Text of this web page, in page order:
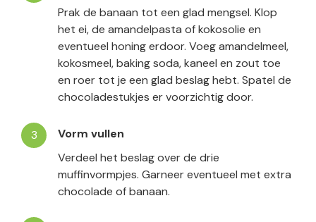
Prak de banaan tot een glad mengsel. Klop
het ei, de amandelpasta of kokosolie en
eventueel honing erdoor. Voeg amandelmeel,
kokosmeel, baking soda, kaneel en zout toe
en roer tot je een glad beslag hebt. Spatel de
chocoladestukjes er voorzichtig door.
Vorm vullen
Verdeel het beslag over de drie
muffinvormpjes. Garneer eventueel met extra
chocolade of banaan.